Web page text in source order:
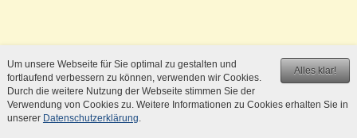
Alles klar!
Um unsere Webseite für Sie optimal zu gestalten und
fortlaufend verbessern zu können, verwenden wir Cookies.
Durch die weitere Nutzung der Webseite stimmen Sie der
Verwendung von Cookies zu. Weitere Informationen zu Cookies erhalten Sie in
unserer Datenschutzerklärung